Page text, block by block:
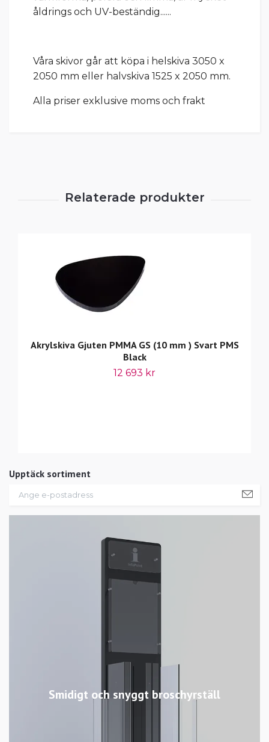
Upptäck sortiment
Smidigt och snyggt broschyrställ
åldrings och UV-beständig......
Våra skivor går att köpa i helskiva 3050 x
2050 mm eller halvskiva 1525 x 2050 mm.
Alla priser exklusive moms och frakt
Akrylskiva Gjuten PMMA GS (10 mm ) Svart PMS
Black
12 693 kr